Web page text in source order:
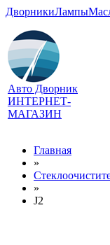
ДворникиЛампы
Авто Дворник
ИНТЕРНЕТ-
МАГАЗИН
Главная
»
»
J2